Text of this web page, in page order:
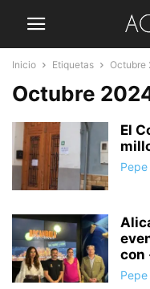
Inicio Etiquetas Octubre
Octubre
El
con